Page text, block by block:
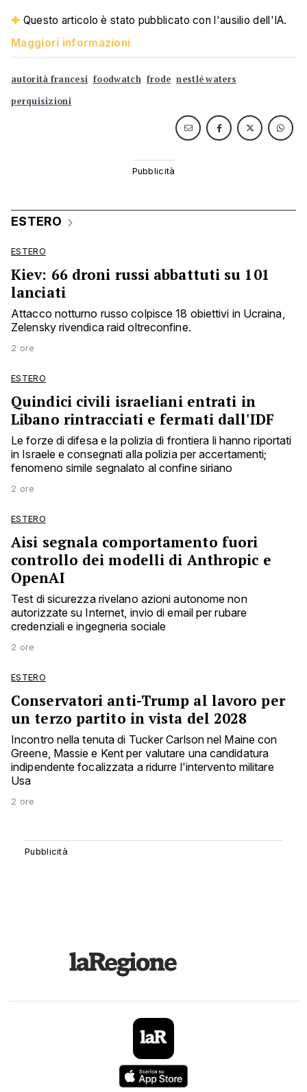
Questo articolo è stato pubblicato con l'ausilio dell'IA.
Maggiori informazioni
autorità francesi foodwatch frode nestlé waters
perquisizioni
ESTERO
ESTERO
Kiev: 66 droni russi abbattuti su 101
lanciati
Attacco notturno russo colpisce 18 obiettivi in Ucraina,
Zelensky rivendica raid oltreconfine.
2 ore
ESTERO
Quindici civili israeliani entrati in
Libano rintracciati e fermati dall'IDF
Le forze di difesa e la polizia di frontiera li hanno riportati
in Israele e consegnati alla polizia per accertamenti;
fenomeno simile segnalato al confine siriano
2 ore
ESTERO
Aisi segnala comportamento fuori
controllo dei modelli di Anthropic e
OpenAI
Test di sicurezza rivelano azioni autonome non
autorizzate su Internet, invio di email per rubare
credenziali e ingegneria sociale
2 ore
ESTERO
Conservatori anti-Trump al lavoro per
un terzo partito in vista del 2028
Incontro nella tenuta di Tucker Carlson nel Maine con
Greene, Massie e Kent per valutare una candidatura
indipendente focalizzata a ridurre l'intervento militare
Usa
2 ore